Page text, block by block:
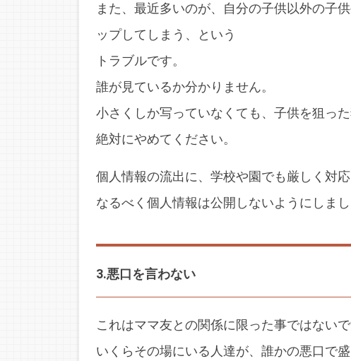
また、最近多いのが、自分の子供以外の子
ップしてしまう、という
トラブルです。
誰が見ているか分かりません。
小さくしか写っていなくても、子供を狙っ
絶対にやめてください。
個人情報の流出に、学校や園でも厳しく対応
なるべく個人情報は公開しないようにしまし
3.悪口を言わない
これはママ友との関係に限った事ではない
いくらその場にいる人達が、誰かの悪口で